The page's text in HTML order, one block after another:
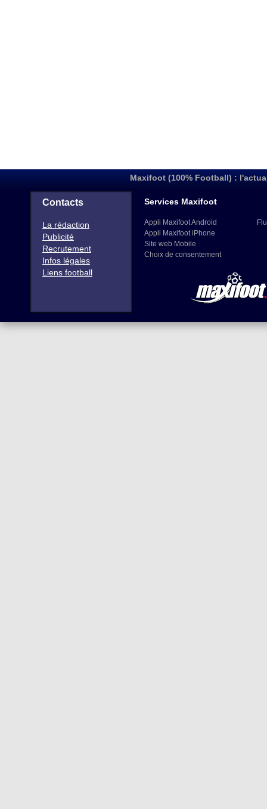
Maxifoot (100% Football) :
Contacts
La rédaction
Publicité
Recrutement
Infos légales
Liens football
Services Maxifoot
Appli Maxifoot Android
Appli Maxifoot iPhone
Site web Mobile
Choix de consentement